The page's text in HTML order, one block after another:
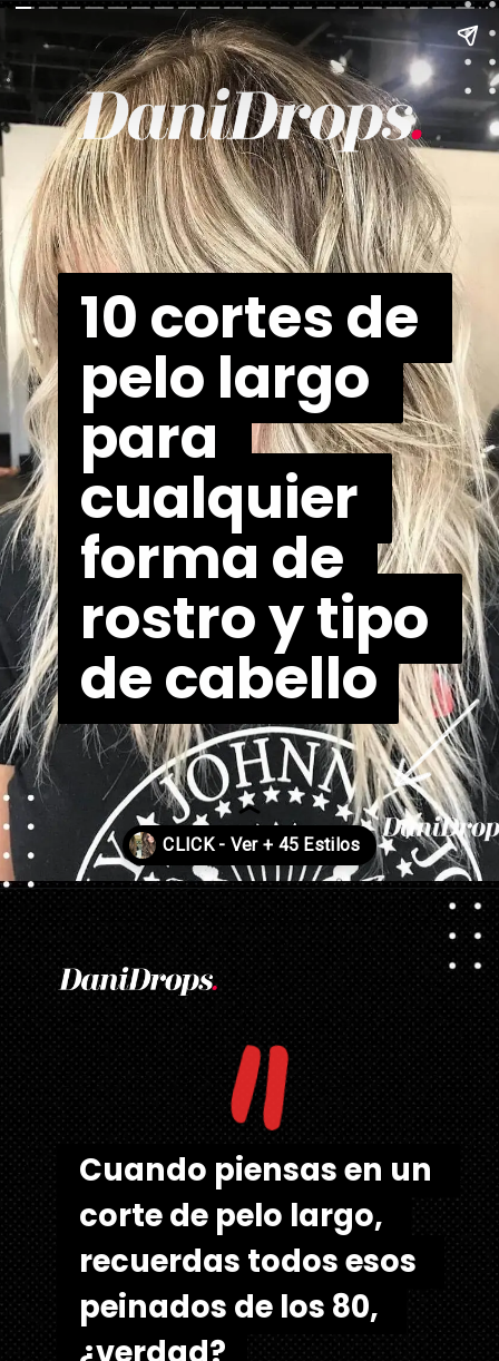
10 cortes de
pelo largo
para
cualquier
forma de
rostro y tipo
de cabello
10 cortes de
pelo largo
para
cualquier
forma de
rostro y tipo
de cabello
Abriendo...
"
Cuando piensas en un
corte de pelo largo,
recuerdas todos esos
peinados de los 80,
Cuando piensas en un
corte de pelo largo,
recuerdas todos esos
peinados de los 80,